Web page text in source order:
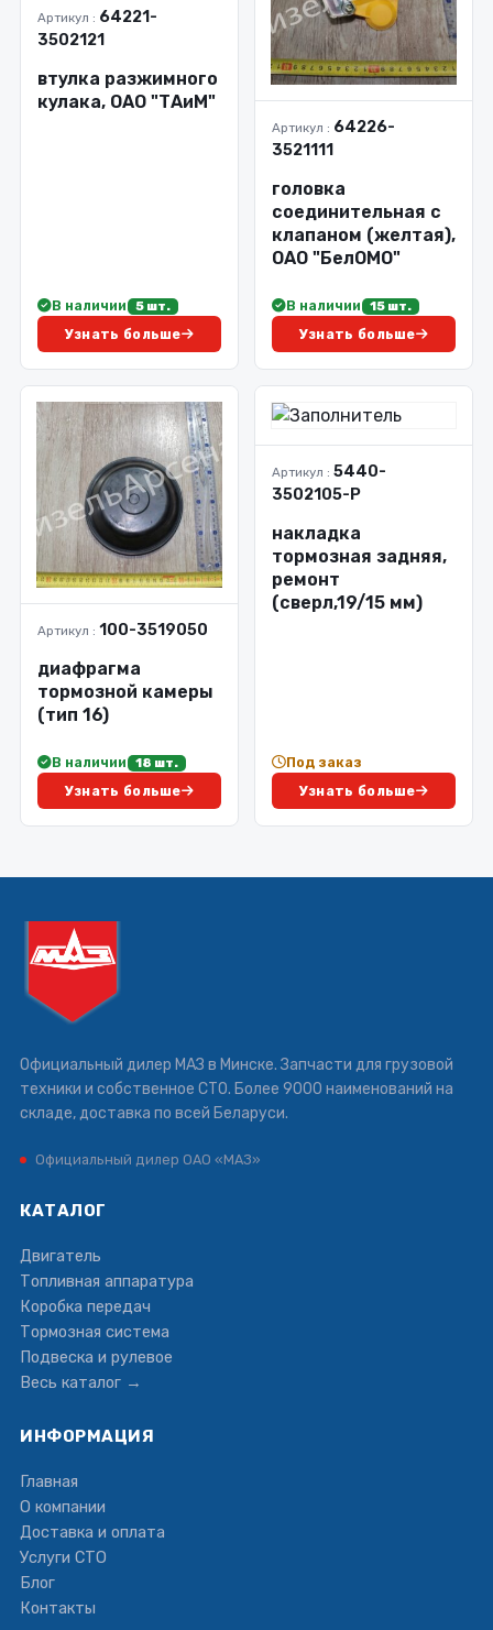
Артикул : 64221-
3502121
втулка разжимного
кулака, ОАО "ТАиМ"
В наличии 5 шт.
Узнать больше
Артикул : 64226-
3521111
головка
соединительная с
клапаном (желтая),
ОАО "БелОМО"
В наличии 15 шт.
Узнать больше
Артикул : 100-3519050
диафрагма
тормозной камеры
(тип 16)
В наличии 18 шт.
Узнать больше
Артикул : 5440-
3502105-Р
накладка
тормозная задняя,
ремонт
(сверл,19/15 мм)
Под заказ
Узнать больше
Официальный дилер МАЗ в Минске. Запчасти для грузовой
техники и собственное СТО. Более 9000 наименований на
складе, доставка по всей Беларуси.
Официальный дилер ОАО «МАЗ»
КАТАЛОГ
Двигатель
Топливная аппаратура
Коробка передач
Тормозная система
Подвеска и рулевое
Весь каталог →
ИНФОРМАЦИЯ
Главная
О компании
Доставка и оплата
Услуги СТО
Блог
Контакты